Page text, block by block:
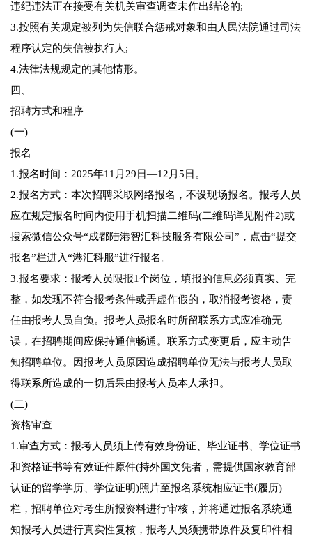
违纪违法正在接受有关机关审查调查未作出结论的;
3.按照有关规定被列为失信联合惩戒对象和由人民法院通过司法
程序认定的失信被执行人;
4.法律法规规定的其他情形。
四、
招聘方式和程序
(一)
报名
1.报名时间：2025年11月29日—12月5日。
2.报名方式：本次招聘采取网络报名，不设现场报名。报考人员
应在规定报名时间内使用手机扫描二维码(二维码详见附件2)或
搜索微信公众号“成都陆港智汇科技服务有限公司”，点击“提交
报名”栏进入“港汇科服”进行报名。
3.报名要求：报考人员限报1个岗位，填报的信息必须真实、完
整，如发现不符合报考条件或弄虚作假的，取消报考资格，责
任由报考人员自负。报考人员报名时所留联系方式应准确无
误，在招聘期间应保持通信畅通。联系方式变更后，应主动告
知招聘单位。因报考人员原因造成招聘单位无法与报考人员取
得联系所造成的一切后果由报考人员本人承担。
(二)
资格审查
1.审查方式：报考人员须上传有效身份证、毕业证书、学位证书
和资格证书等有效证件原件(持外国文凭者，需提供国家教育部
认证的留学学历、学位证明)照片至报名系统相应证书(履历)
栏，招聘单位对考生所报资料进行审核，并将通过报名系统通
知报考人员进行真实性复核，报考人员须携带原件及复印件相